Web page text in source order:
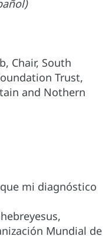
Chair, South
Trust,
and Nothern
mi diagnóstico
Mundial de